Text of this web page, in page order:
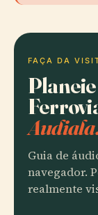
FAÇA DA
Guia de
navegador.
realmente